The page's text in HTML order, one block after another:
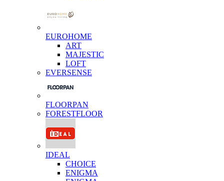
EUROHOME
ART
MAJESTIC
LOFT
EVERSENSE
FLOORPAN
FORESTFLOOR
IDEAL
CHOICE
ENIGMA